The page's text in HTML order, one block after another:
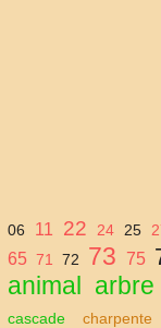
06 11 22 24 25
65 71 72 73 75
animal arbre
cascade
charpente